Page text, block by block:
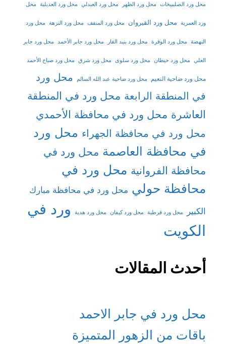
محل ورد الصليبيخات محل ورد الظهر محل ورد العبدلي محل ورد العديلية محل
ورد العمرية محل ورد القيروان محل ورد المنقف محل ورد النزهة محل ورد
النهضة محل ورد الوفرة محل ورد بنيد القار محل ورد جابر الأحمد محل ورد جابر
العلي محل ورد خيطان محل ورد سلوى محل ورد شرق محل ورد صباح الأحمد
محل ورد ضاحية النعيم محل ورد ضاحية عبد الله السالم
محل ورد
في المنطقة الرابعة محل ورد في المنطقة
العاشرة محل ورد في محافظة الأحمدي
محل ورد في محافظة الجهراء محل ورد
في محافظة العاصمة محل ورد في
محافظة الفروانية محل ورد في
محافظة حولي محل ورد في محافظة مبارك
الكبير
محل ورد قرطبة محل ورد كيفان محل ورد هدية
ورد في
الكويت
أحدث المقالات
محل ورد في جابر الاحمد
باقات من الزهور المتميزة